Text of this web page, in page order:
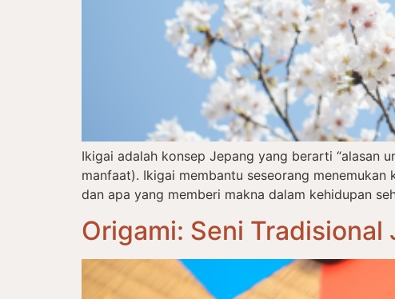
Ikigai adalah konsep Jepang yang berarti “alasan
manfaat). Ikigai membantu seseorang
dan apa yang memberi makna dalam kehidupan
Origami: Seni